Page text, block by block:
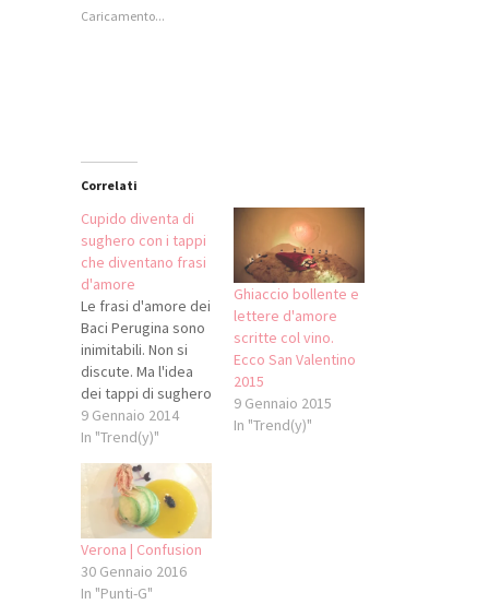
apre
in
Caricamento...
Correlati
Cupido diventa di
sughero con i tappi
che diventano frasi
d'amore
Le frasi d'amore dei
Baci Perugina sono
inimitabili. Non si
discute. Ma l'idea
dei tappi di sughero
del vino impressi di
parole romantiche
rischia di diventare
un tormentone
come i bigliettini da
leggere prima di
addentare il
famoso
cioccolatino
9 Gennaio 2014
In "Trend(y)"
Ghiaccio bollente e
lettere d'amore
scritte col vino.
Ecco San Valentino
2015
9 Gennaio 2015
In "Trend(y)"
Verona | Confusion
30 Gennaio 2016
In "Punti-G"